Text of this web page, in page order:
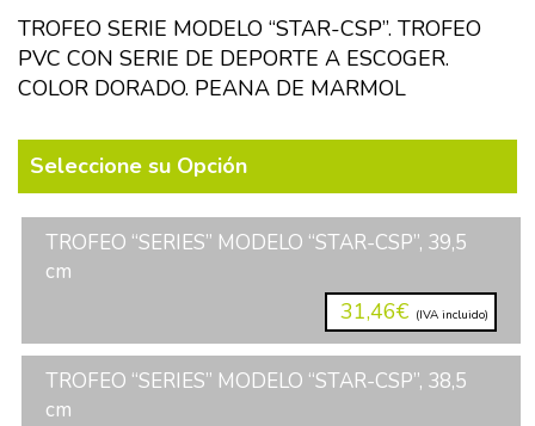
TROFEO SERIE MODELO “STAR-CSP”. TROFEO
PVC CON SERIE DE DEPORTE A ESCOGER.
COLOR DORADO. PEANA DE MARMOL
Seleccione su Opción
TROFEO “SERIES” MODELO “STAR-CSP”, 39,5
cm
31,46€ (IVA incluido)
TROFEO “SERIES” MODELO “STAR-CSP”, 38,5
cm